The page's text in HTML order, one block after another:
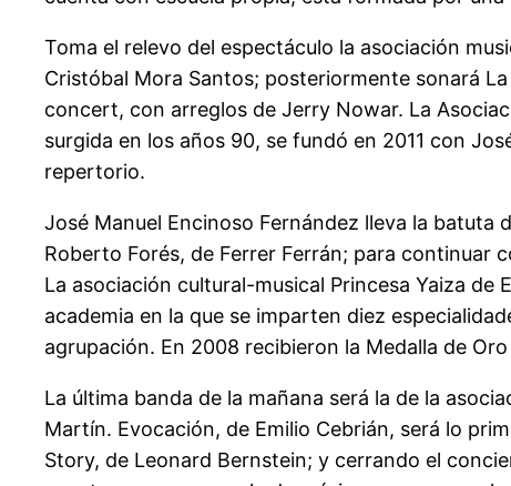
Toma el relevo del espectáculo la asociación
Cristóbal Mora Santos; posteriormente sonará
concert, con arreglos de Jerry Nowar. La
surgida en los años 90, se fundó en 2011 con
repertorio.
José Manuel Encinoso Fernández lleva la batuta
Roberto Forés, de Ferrer Ferrán; para continuar
La asociación cultural-musical Princesa Yaiza de
academia en la que se imparten diez
agrupación. En 2008 recibieron la Medalla de
La última banda de la mañana será la de la
Martín. Evocación, de Emilio Cebrián, será lo
Story, de Leonard Bernstein; y cerrando el